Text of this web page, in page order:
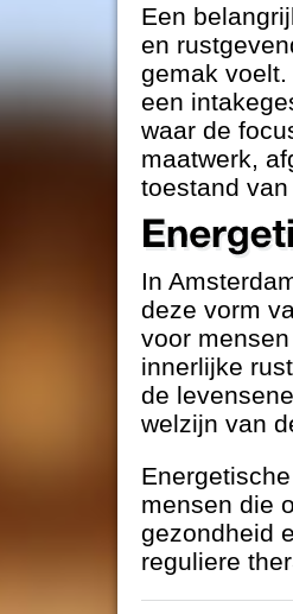
Een
en
gemak
een
waar de
maatwerk,
toestand
In
deze vorm
voor
innerlijke
de
welzijn van
mensen die
gezondheid
reguliere